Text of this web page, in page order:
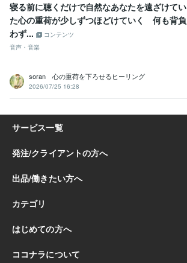
寝る前に聴くだけで自然なあなたを遠ざけてい
た心の重荷が少しずつほどけていく 何も背負
わず...
コンテンツ
音声・音楽
soran 心の重荷を下ろせるヒーリング
2026/07/25 16:28